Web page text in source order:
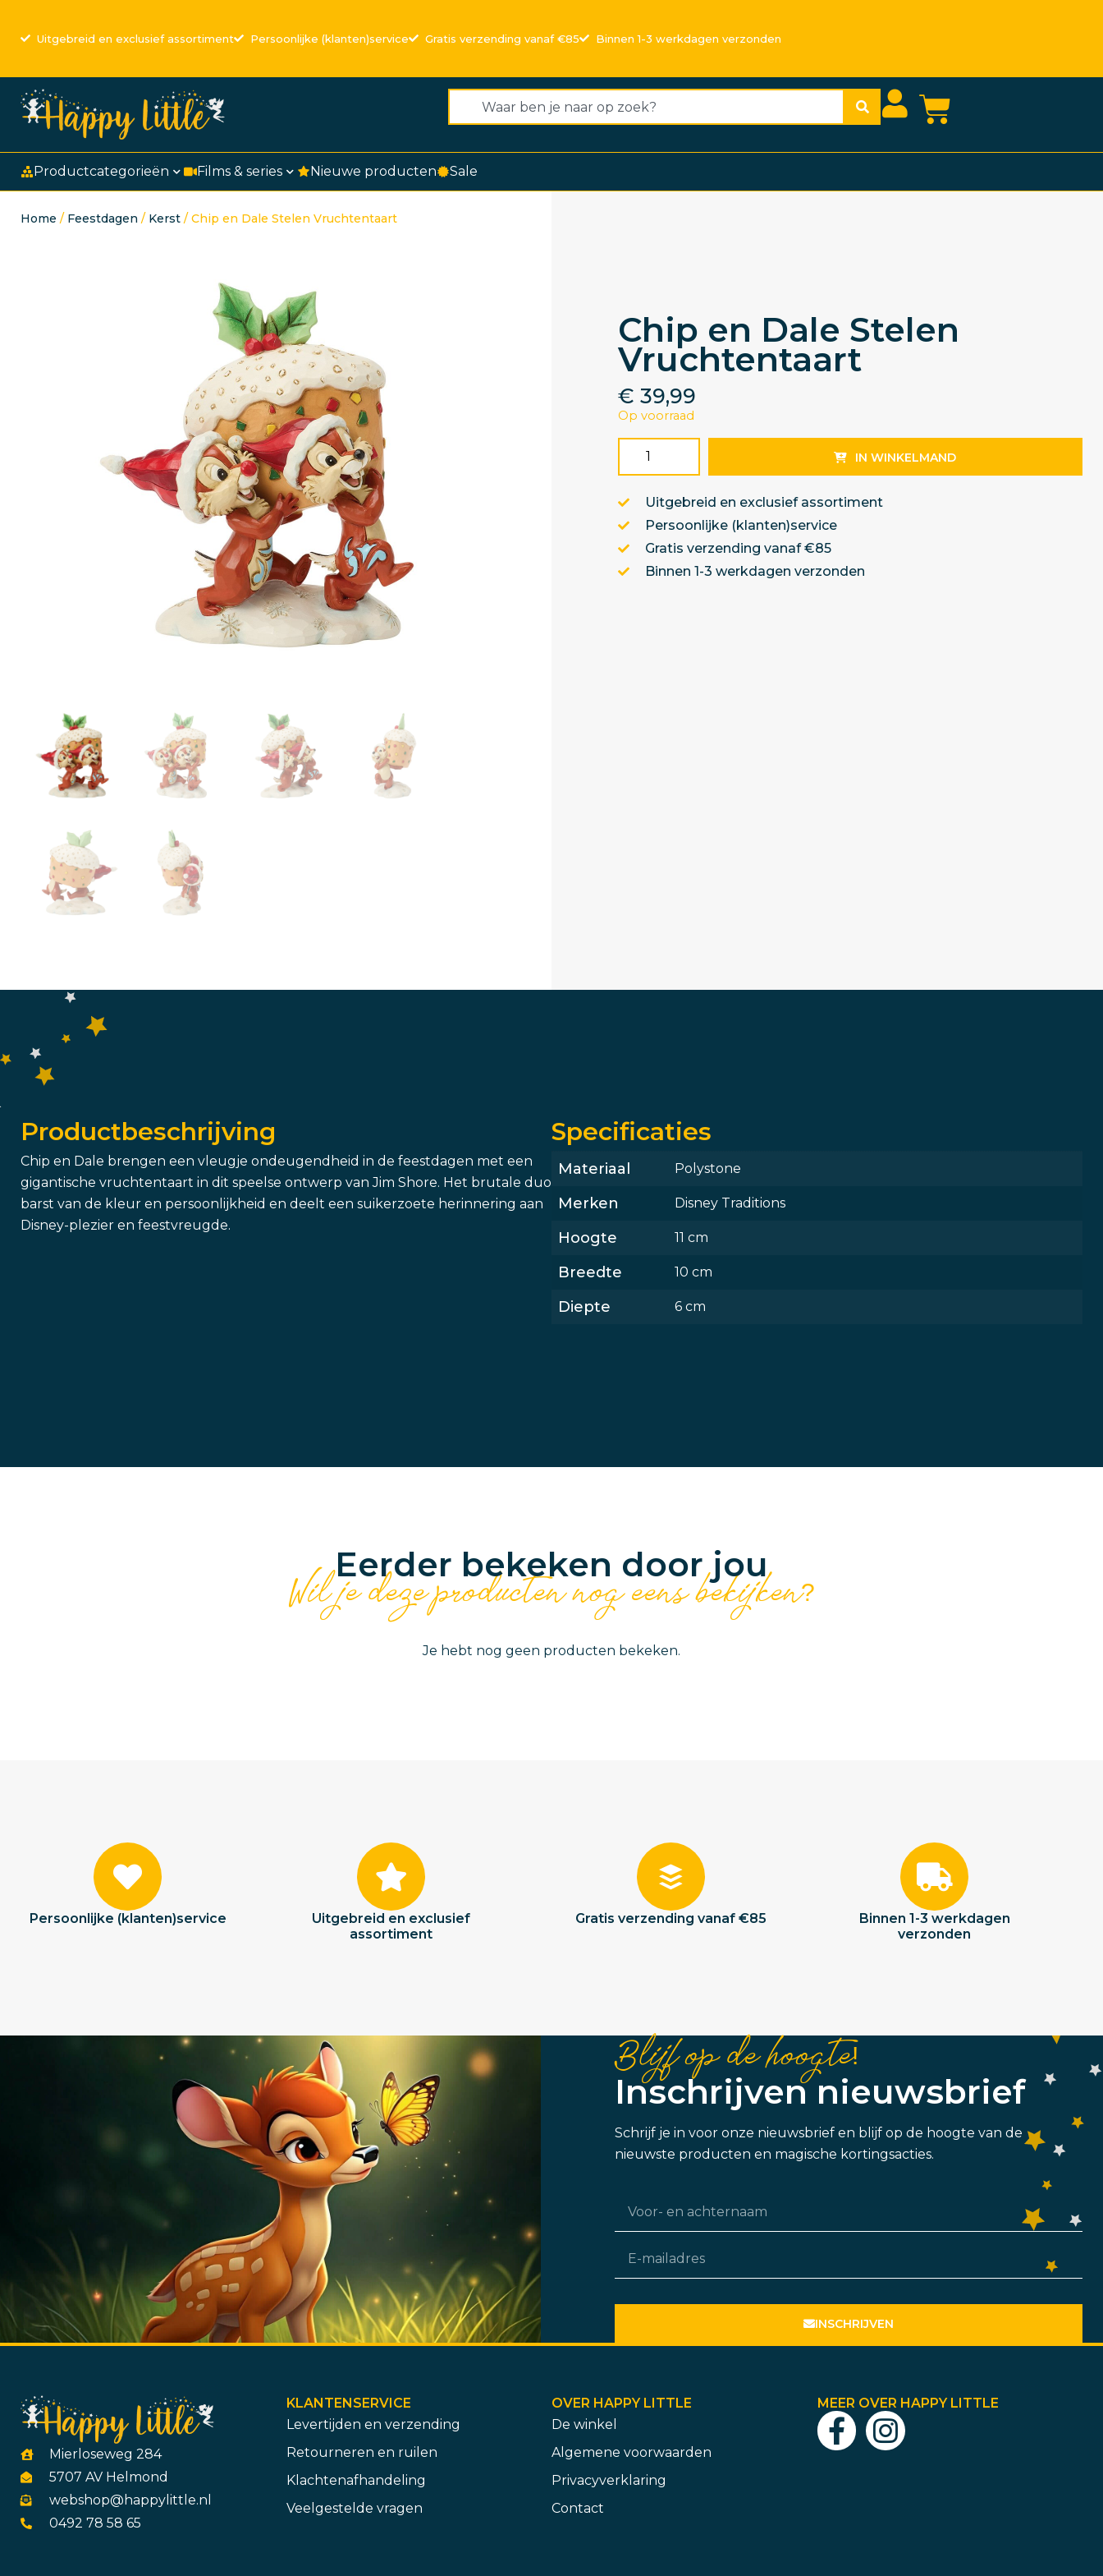
Uitgebreid en exclusief assortiment Persoonlijke (klanten)service Gratis verzending vanaf €85 Binnen 1-3 werkdagen verzonden
Productcategorieën Films & series Nieuwe producten Sale
Home / Feestdagen / Kerst / Chip en Dale Stelen Vruchtentaart
Chip en Dale Stelen
Vruchtentaart
€ 39,99
Op voorraad
IN WINKELMAND
Uitgebreid en exclusief assortiment
Persoonlijke (klanten)service
Gratis verzending vanaf €85
Binnen 1-3 werkdagen verzonden
Productbeschrijving
Chip en Dale brengen een vleugje ondeugendheid in de feestdagen met een
gigantische vruchtentaart in dit speelse ontwerp van Jim Shore. Het brutale duo
barst van de kleur en persoonlijkheid en deelt een suikerzoete herinnering aan
Disney-plezier en feestvreugde.
Specificaties
Materiaal Polystone
Merken Disney Traditions
Hoogte 11 cm
Breedte 10 cm
Diepte 6 cm
Eerder bekeken door jou
Wil je deze producten nog eens bekijken?
Je hebt nog geen producten bekeken.
Persoonlijke (klanten)service
Uitgebreid en exclusief
assortiment
Gratis verzending vanaf €85
Binnen 1-3 werkdagen
verzonden
Blijf op de hoogte!
Inschrijven nieuwsbrief
Schrijf je in voor onze nieuwsbrief en blijf op de hoogte van de
nieuwste producten en magische kortingsacties.
INSCHRIJVEN
Mierloseweg 284
5707 AV Helmond
webshop@happylittle.nl
0492 78 58 65
KLANTENSERVICE
Levertijden en verzending
Retourneren en ruilen
Klachtenafhandeling
Veelgestelde vragen
OVER HAPPY LITTLE
De winkel
Algemene voorwaarden
Privacyverklaring
Contact
MEER OVER HAPPY LITTLE